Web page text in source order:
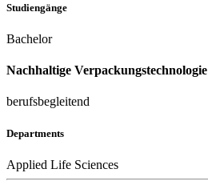
Studiengänge
Bachelor
Nachhaltige Verpackungstechnologie
berufsbegleitend
Departments
Applied Life Sciences